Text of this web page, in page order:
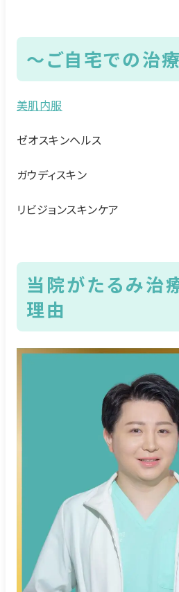
～ご自宅での治
美肌内服
ゼオスキンヘルス
ガウディスキン
リビジョンスキンケア
当院がたるみ治
理由